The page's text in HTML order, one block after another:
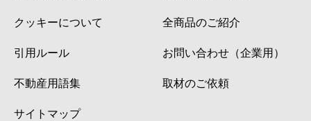
クッキーについて
引用ルール
不動産用語集
サイトマップ
全商品のご紹介
お問い合わせ（企業用）
取材のご依頼